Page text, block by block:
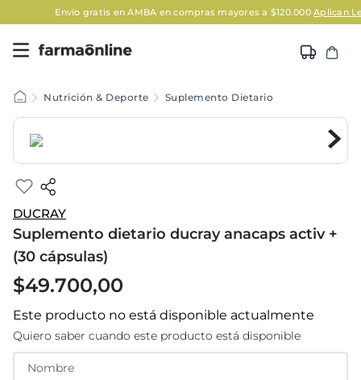
Envío gratis en AMBA en compras mayores a $120.000Aplican
Nutrición & Deporte Suplemento Dietario
DUCRAY
Suplemento dietario ducray anacaps activ +
(30 cápsulas)
$49.700,00
Este producto no está disponible actualmente
Quiero saber cuando este producto está disponible